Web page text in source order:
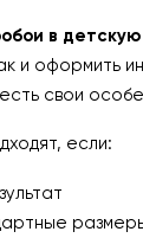
в детскую
и оформить
свои
если: